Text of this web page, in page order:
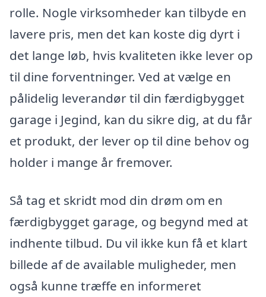
rolle. Nogle virksomheder kan tilbyde en
lavere pris, men det kan koste dig dyrt i
det lange løb, hvis kvaliteten ikke lever op
til dine forventninger. Ved at vælge en
pålidelig leverandør til din færdigbygget
garage i Jegind, kan du sikre dig, at du får
et produkt, der lever op til dine behov og
holder i mange år fremover.
Så tag et skridt mod din drøm om en
færdigbygget garage, og begynd med at
indhente tilbud. Du vil ikke kun få et klart
billede af de available muligheder, men
også kunne træffe en informeret